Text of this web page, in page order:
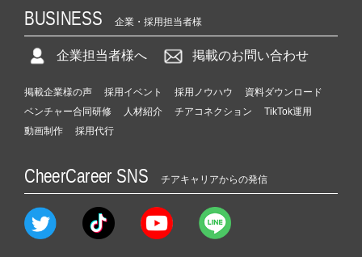
BUSINESS 企業・採用担当者様
企業担当者様へ 掲載のお問い合わせ
掲載企業様の声 採用イベント 採用ノウハウ
資料ダウンロード
ベンチャー合同研修
人材紹介 チアコネクション
TikTok運用
動画制作
採用代行
CheerCareer SNS チアキャリアからの発信